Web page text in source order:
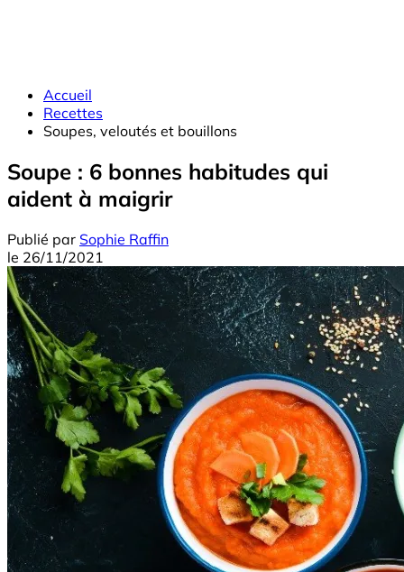
Accueil
Recettes
Soupes, veloutés et bouillons
Soupe : 6 bonnes habitudes qui
aident à maigrir
Publié par Sophie Raffin
le 26/11/2021